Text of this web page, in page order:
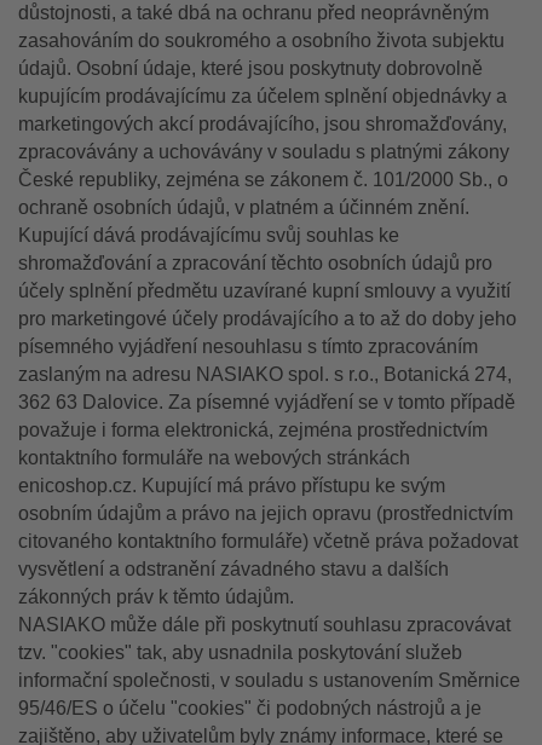
důstojnosti, a také dbá na ochranu před neoprávněným
zasahováním do soukromého a osobního života subjektu
údajů. Osobní údaje, které jsou poskytnuty dobrovolně
kupujícím prodávajícímu za účelem splnění objednávky a
marketingových akcí prodávajícího, jsou shromažďovány,
zpracovávány a uchovávány v souladu s platnými zákony
České republiky, zejména se zákonem č. 101/2000 Sb., o
ochraně osobních údajů, v platném a účinném znění.
Kupující dává prodávajícímu svůj souhlas ke
shromažďování a zpracování těchto osobních údajů pro
účely splnění předmětu uzavírané kupní smlouvy a využití
pro marketingové účely prodávajícího a to až do doby jeho
písemného vyjádření nesouhlasu s tímto zpracováním
zaslaným na adresu NASIAKO spol. s r.o., Botanická 274,
362 63 Dalovice. Za písemné vyjádření se v tomto případě
považuje i forma elektronická, zejména prostřednictvím
kontaktního formuláře na webových stránkách
enicoshop.cz. Kupující má právo přístupu ke svým
osobním údajům a právo na jejich opravu (prostřednictvím
citovaného kontaktního formuláře) včetně práva požadovat
vysvětlení a odstranění závadného stavu a dalších
zákonných práv k těmto údajům.
NASIAKO může dále při poskytnutí souhlasu zpracovávat
tzv. "cookies" tak, aby usnadnila poskytování služeb
informační společnosti, v souladu s ustanovením Směrnice
95/46/ES o účelu "cookies" či podobných nástrojů a je
zajištěno, aby uživatelům byly známy informace, které se